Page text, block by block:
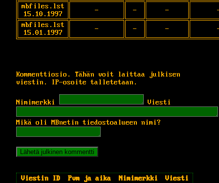
mbfiles.lst
15.10.1997
- - -
mbfiles.lst
15.01.1997
- - -
Kommenttiosio. Tähän voit laittaa julkisen
viestin. IP-osoite talletetaan.
Nimimerkki Viesti
Mikä oli MBnetin tiedostoalueen nimi?
Viestin ID Pvm ja aika Nimimerkki
Viesti